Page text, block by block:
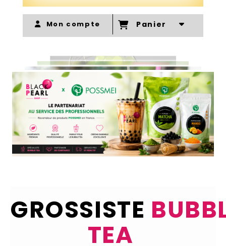
Mon compte Panier
VOIR PLUS
GROSSISTE
TEA